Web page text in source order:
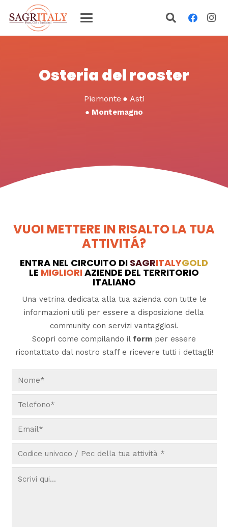
Osteria del rooster
Piemonte ● Asti
● Montemagno
VUOI METTERE IN RISALTO LA TUA
ATTIVITÁ?
ENTRA NEL CIRCUITO DI SAGRITALYGOLD
LE MIGLIORIAZIENDE DEL TERRITORIO
ITALIANO
Una vetrina dedicata alla tua azienda con tutte le
informazioni utili per essere a disposizione della
community con servizi vantaggiosi.
Scopri come compilando il form per essere
ricontattato dal nostro staff e ricevere tutti i dettagli!